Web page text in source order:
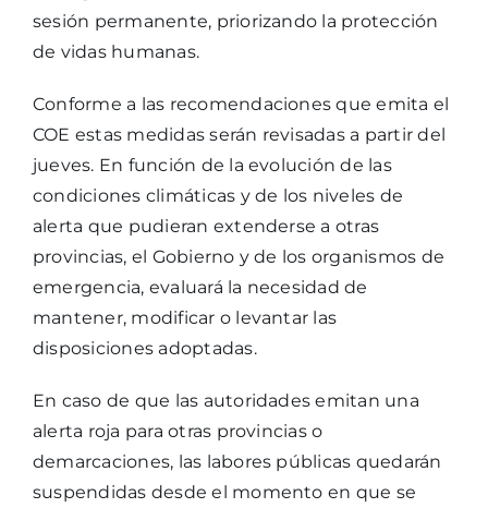
sesión permanente, priorizando la protección
de vidas humanas.
Conforme a las recomendaciones que emita el
COE estas medidas serán revisadas a partir del
jueves. En función de la evolución de las
condiciones climáticas y de los niveles de
alerta que pudieran extenderse a otras
provincias, el Gobierno y de los organismos de
emergencia, evaluará la necesidad de
mantener, modificar o levantar las
disposiciones adoptadas.
En caso de que las autoridades emitan una
alerta roja para otras provincias o
demarcaciones, las labores públicas quedarán
suspendidas desde el momento en que se